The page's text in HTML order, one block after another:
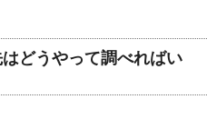
どうやって調べればい